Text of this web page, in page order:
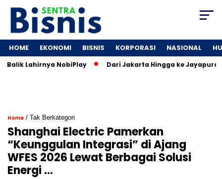
HOME EKONOMI BISNIS KORPORASI NASIONAL
Lahirnya NobiPlay Dari Jakarta Hingga ke Jayapura:
Home / Tak Berkategori
Shanghai Electric Pamerkan
“Keunggulan Integrasi” di Ajang
WFES 2026 Lewat Berbagai Solusi
Energi …